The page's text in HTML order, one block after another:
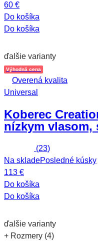
60 €
Do košíka
Do košíka
ďalšie varianty
Výhodná cena
Overená kvalita
Universal
Koberec
nízkym vlasom,
(23)
Na skladePosledné kúsky
113 €
Do košíka
Do košíka
ďalšie varianty
+ Rozmery (4)